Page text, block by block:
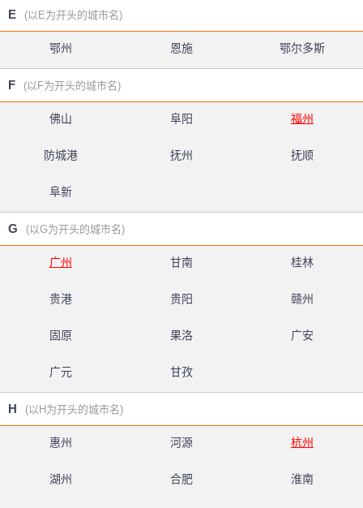
E (以E为开头的城市名)
鄂州 恩施 鄂尔多斯
F (以F为开头的城市名)
佛山 阜阳 福州
防城港 抚州 抚顺
阜新
G (以G为开头的城市名)
广州 甘南 桂林
贵港 贵阳 赣州
固原 果洛 广安
广元 甘孜
H (以H为开头的城市名)
惠州 河源 杭州
湖州 合肥 淮南